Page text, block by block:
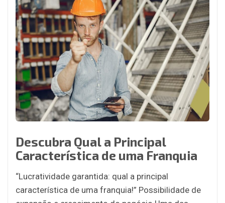
Descubra Qual a Principal
Característica de uma Franquia
“Lucratividade garantida: qual a principal
característica de uma franquia!” Possibilidade de